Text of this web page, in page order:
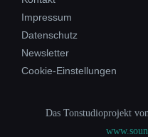
Impressum
Datenschutz
Newsletter
Cookie-Einstellungen
Das Tonstudioprojekt